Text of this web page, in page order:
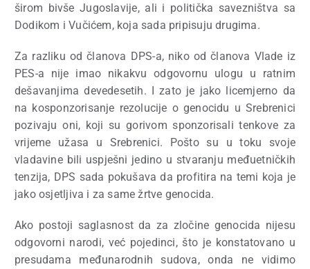
širom bivše Jugoslavije, ali i politička savezništva sa
Dodikom i Vučićem, koja sada pripisuju drugima.
Za razliku od članova DPS-a, niko od članova Vlade iz
PES-a nije imao nikakvu odgovornu ulogu u ratnim
dešavanjima devedesetih. I zato je jako licemjerno da
na kosponzorisanje rezolucije o genocidu u Srebrenici
pozivaju oni, koji su gorivom sponzorisali tenkove za
vrijeme užasa u Srebrenici. Pošto su u toku svoje
vladavine bili uspješni jedino u stvaranju međuetničkih
tenzija, DPS sada pokušava da profitira na temi koja je
jako osjetljiva i za same žrtve genocida.
Ako postoji saglasnost da za zločine genocida nijesu
odgovorni narodi, već pojedinci, što je konstatovano u
presudama međunarodnih sudova, onda ne vidimo